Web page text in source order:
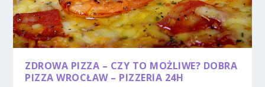
ZDROWA PIZZA – CZY TO MOŻLIWE? DOBRA
PIZZA WROCŁAW – PIZZERIA 24H